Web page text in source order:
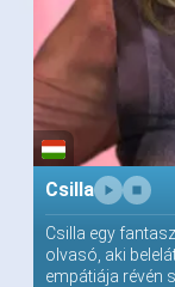
Csilla
Csilla egy
olvasó, aki
empátiája révén